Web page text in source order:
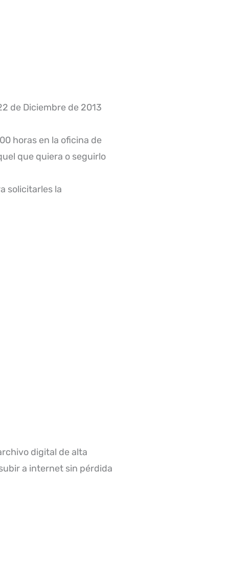
de Diciembre de 2013
horas en la oficina de
que quiera o seguirlo
solicitarles la
digital de alta
a internet sin pérdida